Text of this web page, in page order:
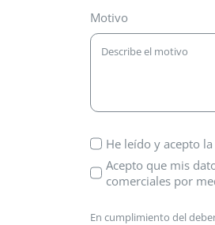
Motivo
He leído y acepto la
Acepto que mis
comerciales por
En cumplimiento del